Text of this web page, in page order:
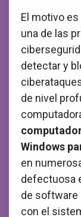
El motivo
una de las
detectar y
de nivel
Windows
en
defectuosa
de software
con el